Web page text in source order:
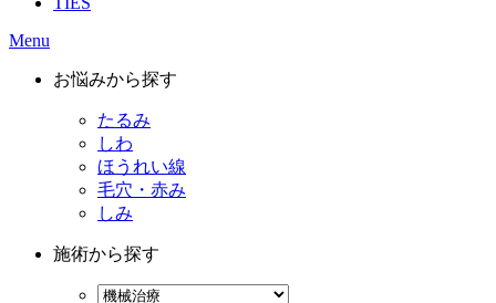
Menu
お悩みから探す
たるみ
しわ
ほうれい線
毛穴・赤み
しみ
施術から探す